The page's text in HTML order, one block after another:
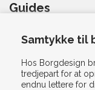
Samtykke til
Hos Borgdesign
tredjepart for at
endnu lettere for
Guides
Babydyne Guiden
Juniordyne Guiden